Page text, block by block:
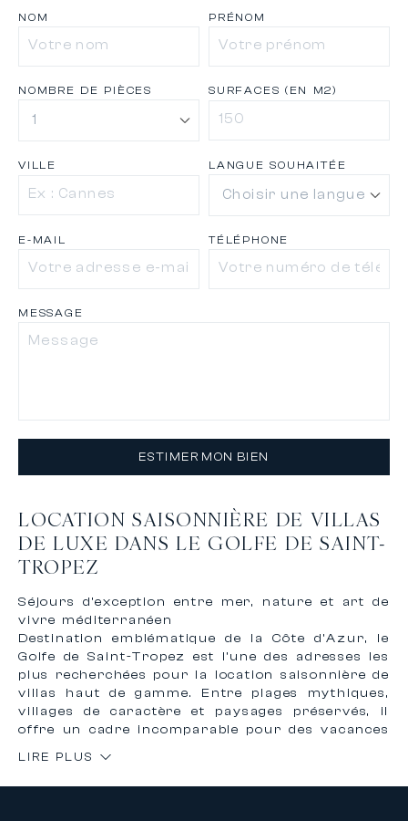
NOM PRÉNOM
NOMBRE DE PIÈCES SURFACES (EN M2)
VILLE LANGUE SOUHAITÉE
E-MAIL TÉLÉPHONE
MESSAGE
ESTIMER MON BIEN
LOCATION SAISONNIÈRE DE VILLAS
DE LUXE DANS LE GOLFE DE SAINT-
TROPEZ
Séjours d’exception entre mer, nature et art de
vivre méditerranéen
Destination emblématique de la Côte d’Azur, le
Golfe de Saint-Tropez est l’une des adresses les
plus recherchées pour la location saisonnière de
villas haut de gamme. Entre plages mythiques,
villages de caractère et paysages préservés, il
offre un cadre incomparable pour des vacances
vie.Louer une villa de prestige dans le Golfe de
Saint-Tropez, c’est profiter d’un environnement
LIRE PLUS